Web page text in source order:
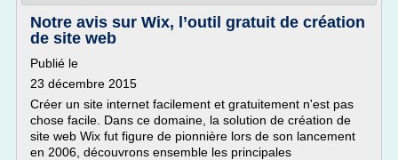
Notre avis sur Wix, l’outil gratuit de création
de site web
Publié le
23 décembre 2015
Créer un site internet facilement et gratuitement n'est pas
chose facile. Dans ce domaine, la solution de création de
site web Wix fut figure de pionnière lors de son lancement
en 2006, découvrons ensemble les principales